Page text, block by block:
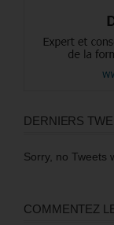
DERNIERS
Sorry, no Tweets
COMMENTEZ